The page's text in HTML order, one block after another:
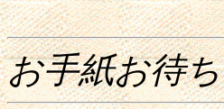
お手紙お待